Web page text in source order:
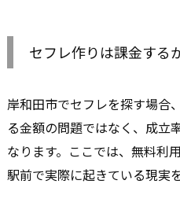
セフレ作りは課金する
岸和田市でセフレを探す場合
る金額の問題ではなく、成立
なります。ここでは、無料利
駅前で実際に起きている現実